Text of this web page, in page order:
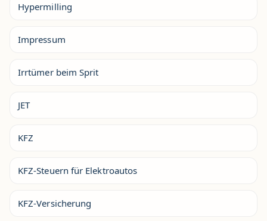
Hypermilling
Impressum
Irrtümer beim Sprit
JET
KFZ
KFZ-Steuern für Elektroautos
KFZ-Versicherung